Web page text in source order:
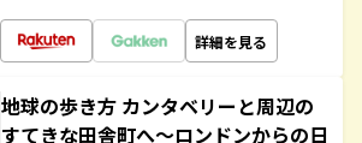
詳細を見る
地球の歩き方 カンタベリーと周辺の
すてきな田舎町へ～ロンドンからの日